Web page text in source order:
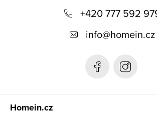
+420 777 592
info@homein.cz
Homein.cz